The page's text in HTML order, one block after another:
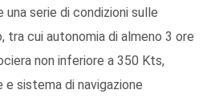
serie di condizioni sulle
tra cui autonomia di almeno 3 ore
non inferiore a 350 Kts,
sistema di navigazione